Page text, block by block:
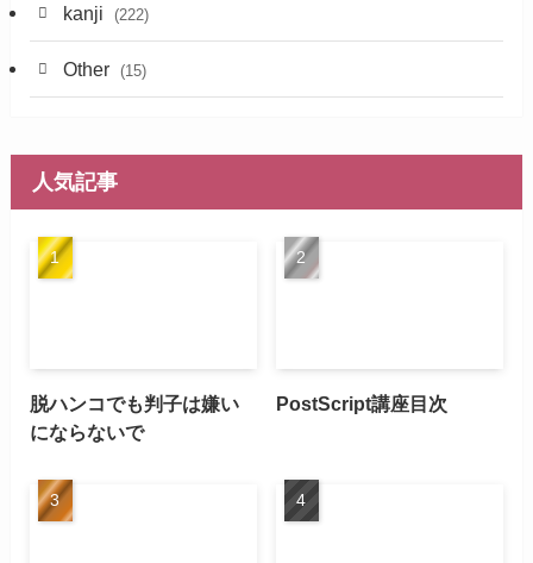
kanji (222)
Other (15)
人気記事
脱ハンコでも判子は嫌い
にならないで
PostScript講座目次